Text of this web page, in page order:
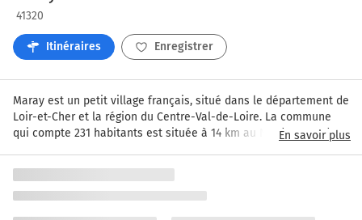
41320
Itinéraires Enregistrer
Maray est un petit village français, situé dans le département de
Loir-et-Cher et la région du Centre-Val-de-Loire. La commune
qui compte 231 habitants est située à 14 km au Nord-Ouest de
En savoir plus